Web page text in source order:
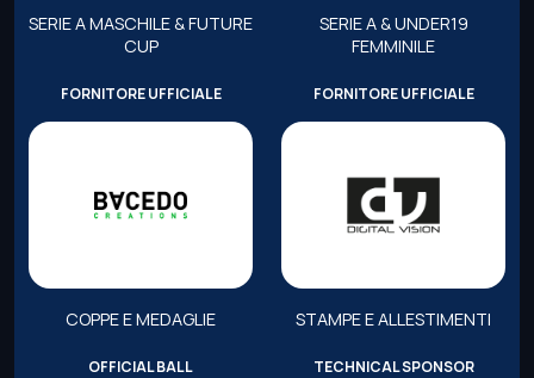
SERIE A MASCHILE & FUTURE
CUP
SERIE A & UNDER19
FEMMINILE
FORNITORE UFFICIALE
COPPE E MEDAGLIE
FORNITORE UFFICIALE
STAMPE E ALLESTIMENTI
OFFICIAL BALL TECHNICAL SPONSOR